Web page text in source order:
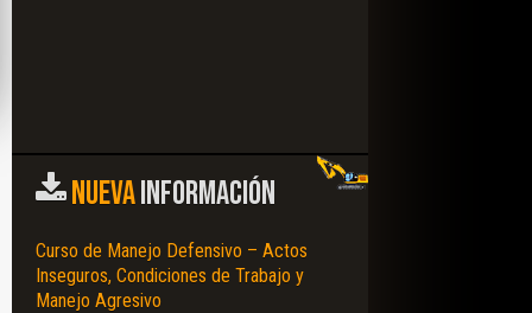
NUEVAINFORMACIÓN
Curso de Manejo Defensivo – Actos
Inseguros, Condiciones de Trabajo y
Manejo Agresivo